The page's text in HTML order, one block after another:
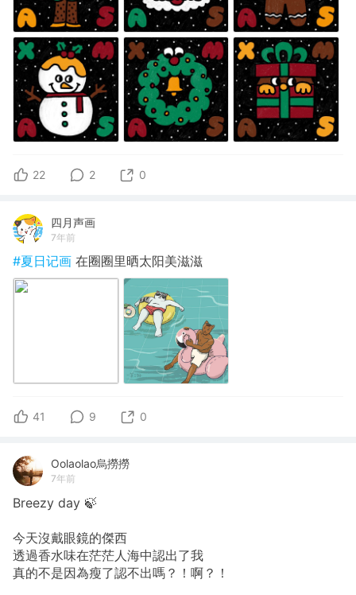
22 2 0
四月声画
7年前
#夏日记画 在圈圈里晒太阳美滋滋
41 9 0
Oolaolao烏撈撈
7年前
Breezy day 🍃
今天沒戴眼鏡的傑西
透過香水味在茫茫人海中認出了我
真的不是因為瘦了認不出嗎？！啊？！